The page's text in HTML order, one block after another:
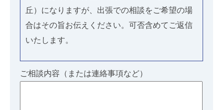
丘）になりますが、出張での相談をご希望の場
合はその旨お伝えください。可否含めてご返信
いたします。
ご相談内容（または連絡事項など）